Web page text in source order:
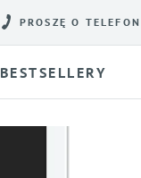
PROSZĘ O TELEFON
BESTSELLERY